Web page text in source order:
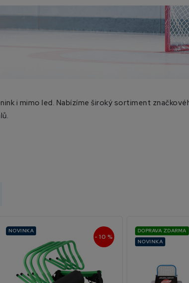
i mimo led. Nabízíme široký sortiment
NOVINKA
- 10 %
DOPRAVA ZDARMA
NOVINKA